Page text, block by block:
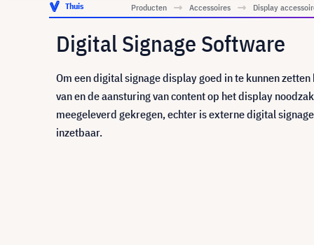
Thuis Producten Accessoires Display
Digital Signage Software
Om een digital signage display goed in te kunnen
van en de aansturing van content op het display
meegeleverd gekregen, echter is externe digital
inzetbaar.